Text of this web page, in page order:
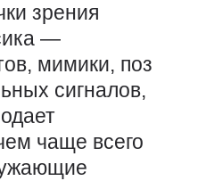
зрения
—
мимики, поз
сигналов,
чаще всего